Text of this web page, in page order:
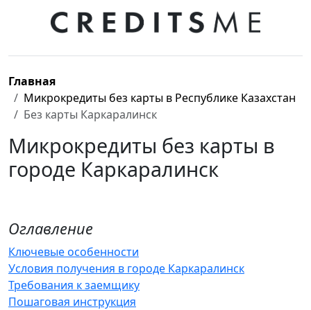
Главная
Микрокредиты без карты в Республике Казахстан
Без карты Каркаралинск
Микрокредиты без карты в
городе Каркаралинск
Оглавление
Ключевые особенности
Условия получения в городе Каркаралинск
Требования к заемщику
Пошаговая инструкция